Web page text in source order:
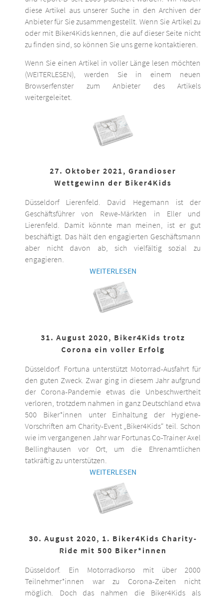
diese Artikel aus unserer Suche in den Archiven der
Anbieter für Sie zusammengestellt. Wenn Sie Artikel zu
oder mit Biker4Kids kennen, die auf dieser Seite nicht
zu finden sind, so können Sie uns gerne kontaktieren.
Wenn Sie einen Artikel in voller Länge lesen möchten
(WEITERLESEN), werden Sie in einem neuen
Browserfenster zum Anbieter des Artikels
weitergeleitet.
27. Oktober 2021, Grandioser
Wettgewinn der Biker4Kids
Düsseldorf Lierenfeld. David Hegemann ist der
Geschäftsführer von Rewe-Märkten in Eller und
Lierenfeld. Damit könnte man meinen, ist er gut
beschäftigt. Das hält den engagierten Geschäftsmann
aber nicht davon ab, sich vielfältig sozial zu
engagieren.
WEITERLESEN
31. August 2020, Biker4Kids trotz
Corona ein voller Erfolg
Düsseldorf. Fortuna unterstützt Motorrad-Ausfahrt für
den guten Zweck. Zwar ging in diesem Jahr aufgrund
der Corona-Pandemie etwas die Unbeschwertheit
verloren, trotzdem nahmen in ganz Deutschland etwa
500 Biker*innen unter Einhaltung der Hygiene-
Vorschriften am Charity-Event „Biker4Kids“ teil. Schon
wie im vergangenen Jahr war Fortunas Co-Trainer Axel
Bellinghausen vor Ort, um die Ehrenamtlichen
tatkräftig zu unterstützen.
WEITERLESEN
30. August 2020, 1. Biker4Kids Charity-
Ride mit 500 Biker*innen
Düsseldorf. Ein Motorradkorso mit über 2000
Teilnehmer*innen war zu Corona-Zeiten nicht
möglich. Doch das nahmen die Biker4Kids als